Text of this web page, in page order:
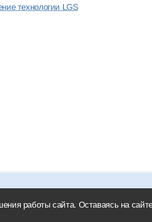
технологии LGS
работы сайта. Оставаясь на